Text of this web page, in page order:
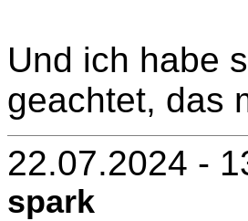
Und ich habe
geachtet, das
22.07.2024 -
spark